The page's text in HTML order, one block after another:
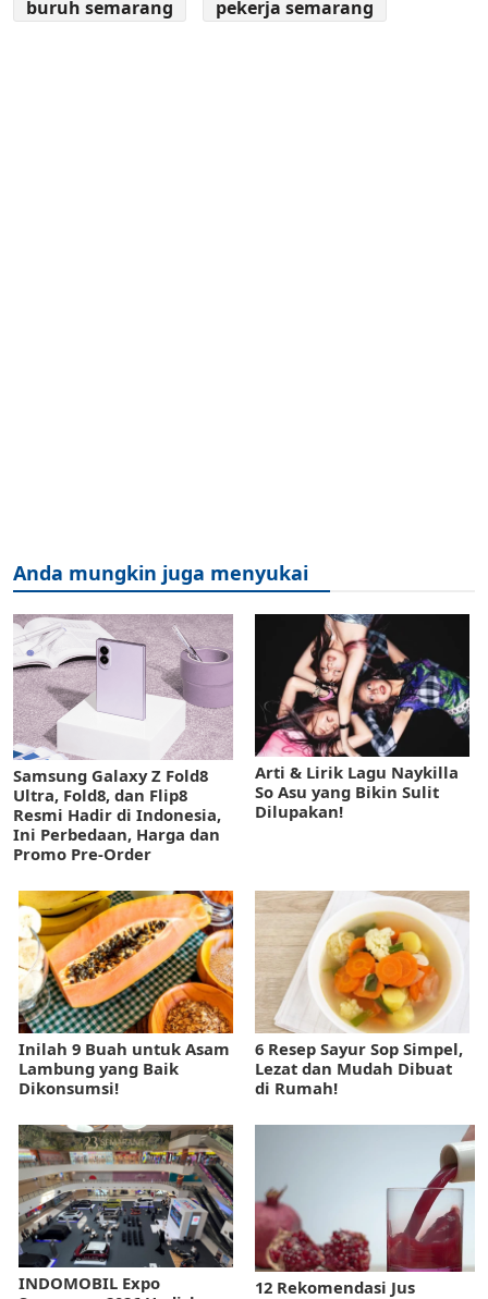
buruh semarang
pekerja semarang
Anda mungkin juga menyukai
Samsung Galaxy Z Fold8
Ultra, Fold8, dan Flip8
Resmi Hadir di Indonesia,
Ini Perbedaan, Harga dan
Promo Pre-Order
Arti & Lirik Lagu Naykilla
So Asu yang Bikin Sulit
Dilupakan!
Inilah 9 Buah untuk Asam
Lambung yang Baik
Dikonsumsi!
6 Resep Sayur Sop Simpel,
Lezat dan Mudah Dibuat
di Rumah!
INDOMOBIL Expo
12 Rekomendasi Jus